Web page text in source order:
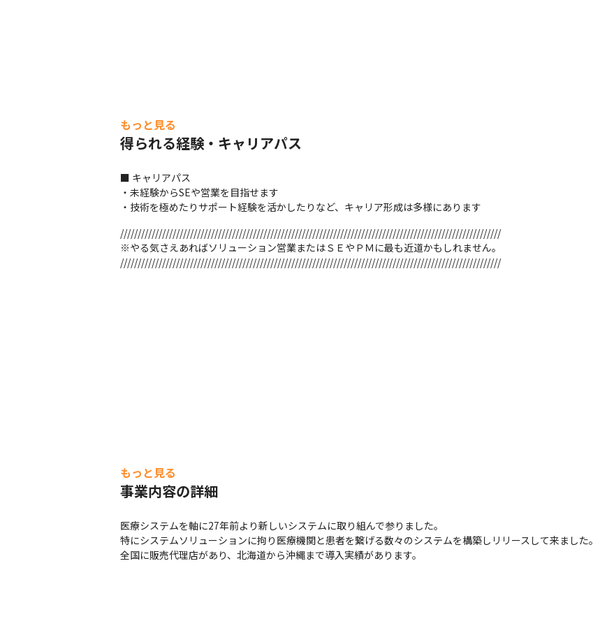
もっと見る
得られる経験・キャリアパス
■ キャリアパス
・未経験からSEや営業を目指せます
・技術を極めたりサポート経験を活かしたりなど、キャリア形成は多様にあります
/////////////////////////////////////////////////////////////////////////////////////////////////////////////
※やる気さえあればソリューション営業またはＳＥやＰＭに最も近道かもしれません。
/////////////////////////////////////////////////////////////////////////////////////////////////////////////
もっと見る
事業内容の詳細
医療システムを軸に27年前より新しいシステムに取り組んで参りました。
特にシステムソリューションに拘り医療機関と患者を繋げる数々のシステムを構築しリリースして来ました。
全国に販売代理店があり、北海道から沖縄まで導入実績があります。